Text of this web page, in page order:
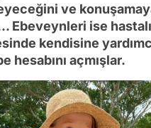
ve
Ebeveynleri ise
kendisine
hesabını açmışlar.